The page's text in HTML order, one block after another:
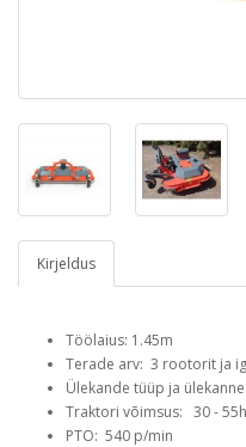
Kirjeldus
Töölaius: 1.45m
Terade arv: 3 rootorit ja
Ülekande tüüp ja ülekanne:
Traktori võimsus: 30 -
PTO: 540 p/min